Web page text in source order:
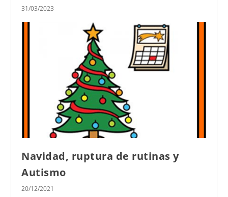
31/03/2023
Navidad, ruptura de rutinas y
Autismo
20/12/2021